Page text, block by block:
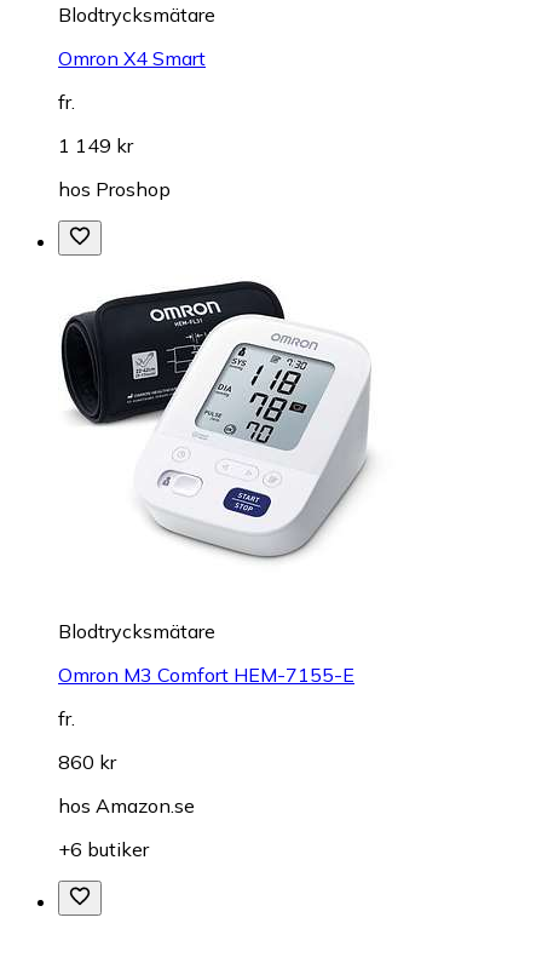
Blodtrycksmätare
Omron X4 Smart
fr.
1 149 kr
hos Proshop
Blodtrycksmätare
Omron M3 Comfort HEM-7155-E
fr.
860 kr
hos Amazon.se
+6 butiker